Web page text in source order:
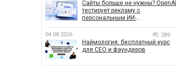
Сайты больше не нужны? OpenAI
тестирует рекламу с
персональным ИИ-
04.08.2026 289
Наймология: бесплатный курс
для CEO и фаундеров